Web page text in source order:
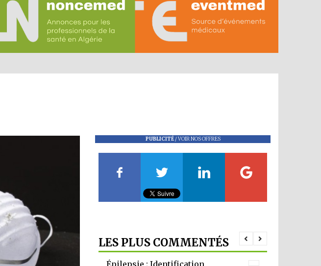
PUBLICITÉ/VOIR NOS OFFRES
LES PLUS COMMENTÉS
Épilepsie : Identification